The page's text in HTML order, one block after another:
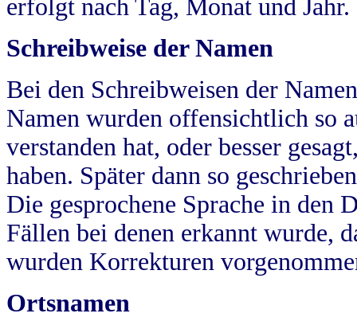
erfolgt nach Tag, Monat und Jahr.
Schreibweise der Namen
Bei den Schreibweisen der
Namen wurden offensichtlich so
verstanden hat, oder besser
haben. Später dann so
Die gesprochene Sprache in
Fällen bei denen erkannt wurde,
wurden Korrekturen
Ortsnamen